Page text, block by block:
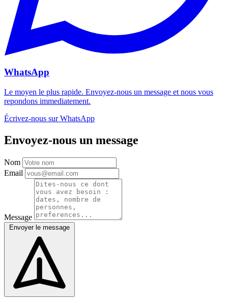
WhatsApp
Le moyen le plus rapide. Envoyez-nous un message et nous vous
repondons immediatement.
Écrivez-nous sur WhatsApp
Envoyez-nous un message
Nom
Email
Message